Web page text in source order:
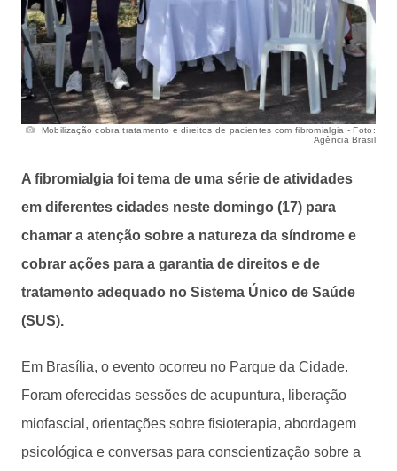
Mobilização cobra tratamento e direitos de pacientes com fibromialgia - Foto:
Agência Brasil
A fibromialgia foi tema de uma série de atividades
em diferentes cidades neste domingo (17) para
chamar a atenção sobre a natureza da síndrome e
cobrar ações para a garantia de direitos e de
tratamento adequado no Sistema Único de Saúde
(SUS).
Em Brasília, o evento ocorreu no Parque da Cidade.
Foram oferecidas sessões de acupuntura, liberação
miofascial, orientações sobre fisioterapia, abordagem
psicológica e conversas para conscientização sobre a